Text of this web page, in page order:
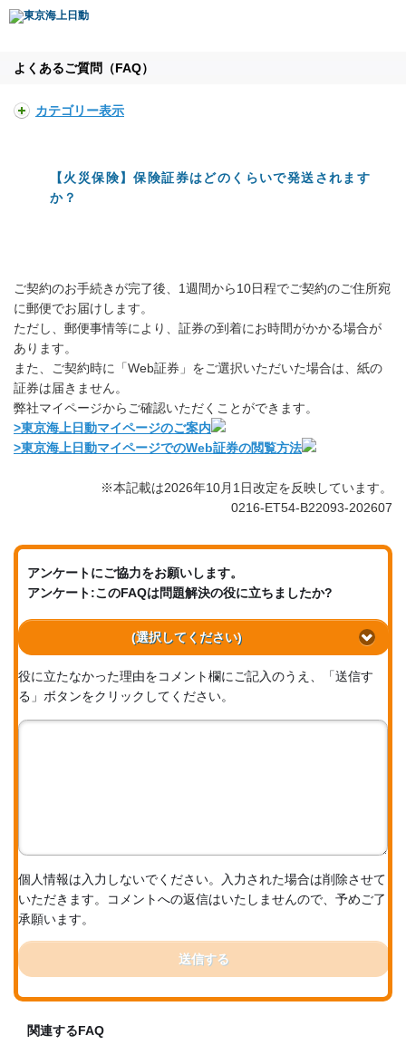
よくあるご質問（FAQ）
カテゴリー表示
【火災保険】保険証券はどのくらいで発送されます
か？
ご契約のお手続きが完了後、1週間から10日程でご契約のご住所宛
に郵便でお届けします。
ただし、郵便事情等により、証券の到着にお時間がかかる場合が
あります。
また、ご契約時に「Web証券」をご選択いただいた場合は、紙の
証券は届きません。
弊社マイページからご確認いただくことができます。
>東京海上日動マイページのご案内
>東京海上日動マイページでのWeb証券の閲覧方法
※本記載は2026年10月1日改定を反映しています。
0216-ET54-B22093-202607
アンケートにご協力をお願いします。
アンケート:このFAQは問題解決の役に立ちましたか?
(選択してください)
役に立たなかった理由をコメント欄にご記入のうえ、「送信す
る」ボタンをクリックしてください。
個人情報は入力しないでください。入力された場合は削除させて
いただきます。コメントへの返信はいたしませんので、予めご了
承願います。
送信する
関連するFAQ